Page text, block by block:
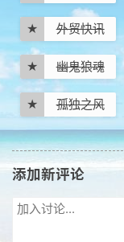
★ 外贸快讯
★ 幽鬼狼魂
★ 孤独之风
添加新评论